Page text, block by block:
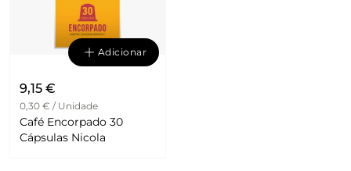
Adicionar
9,15 €
0,30 € / Unidade
Café Encorpado 30
Cápsulas Nicola